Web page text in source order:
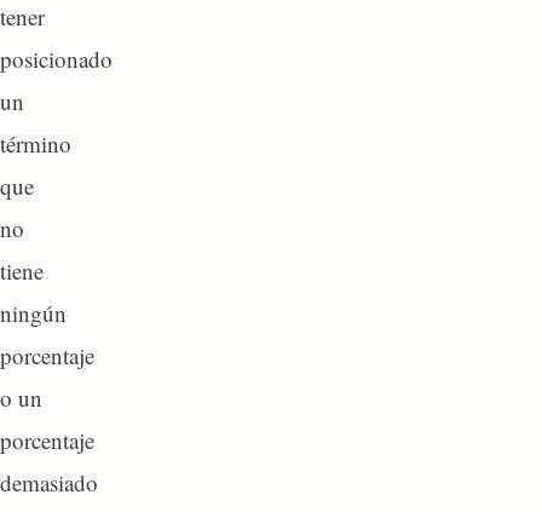
tener
posicionado
un
término
que
no
tiene
ningún
porcentaje
o un
porcentaje
demasiado